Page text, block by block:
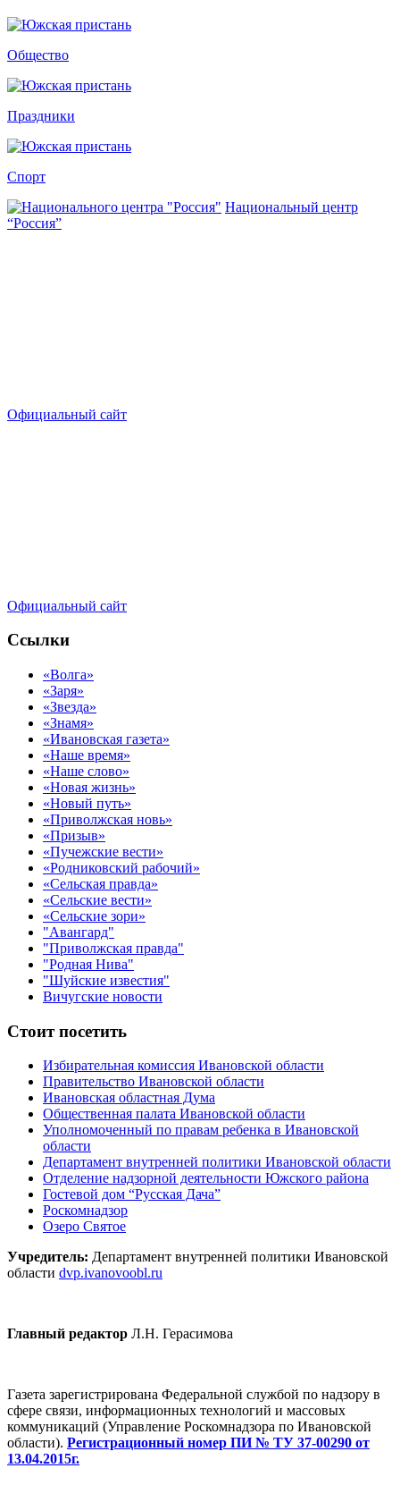
Общество
Праздники
Спорт
Национальный центр
“Россия”
Официальный сайт
Официальный сайт
Ссылки
«Волга»
«Заря»
«Звезда»
«Знамя»
«Ивановская газета»
«Наше время»
«Наше слово»
«Новая жизнь»
«Новый путь»
«Приволжская новь»
«Призыв»
«Пучежские вести»
«Родниковский рабочий»
«Сельская правда»
«Сельские вести»
«Сельские зори»
"Авангард"
"Приволжская правда"
"Родная Нива"
"Шуйские известия"
Вичугские новости
Стоит посетить
Избирательная комиссия Ивановской области
Правительство Ивановской области
Ивановская областная Дума
Общественная палата Ивановской области
Уполномоченный по правам ребенка в Ивановской
области
Департамент внутренней политики Ивановской области
Отделение надзорной деятельности Южского района
Гостевой дом “Русская Дача”
Роскомнадзор
Озеро Святое
Учредитель: Департамент внутренней политики Ивановской
области dvp.ivanovoobl.ru
Главный редактор Л.Н. Герасимова
Газета зарегистрирована Федеральной службой по надзору в
сфере связи, информационных технологий и массовых
коммуникаций (Управление Роскомнадзора по Ивановской
области). Регистрационный номер ПИ № ТУ 37-00290 от
13.04.2015г.